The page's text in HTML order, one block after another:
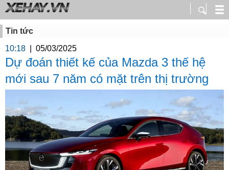
Tin tức
10:18
05/03/2025
Dự đoán thiết kế của Mazda 3 thế hệ
mới sau 7 năm có mặt trên thị trường